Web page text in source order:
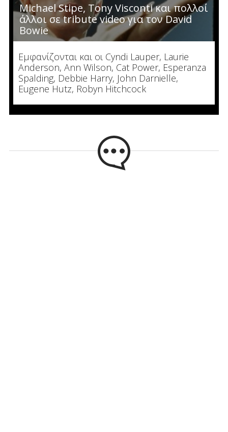
Michael Stipe, Tony Visconti και πολλοί
άλλοι σε tribute video για τον David
Bowie
Εμφανίζονται και οι Cyndi Lauper, Laurie
Anderson, Ann Wilson, Cat Power, Esperanza
Spalding, Debbie Harry, John Darnielle,
Eugene Hutz, Robyn Hitchcock